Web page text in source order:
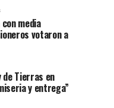
media
votaron a
Tierras en
y entrega”